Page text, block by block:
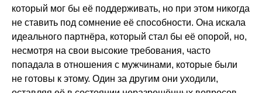
который мог бы её поддерживать, но при этом никогда
не ставить под сомнение её способности. Она искала
идеального партнёра, который стал бы её опорой, но,
несмотря на свои высокие требования, часто
попадала в отношения с мужчинами, которые были
не готовы к этому. Один за другим они уходили,